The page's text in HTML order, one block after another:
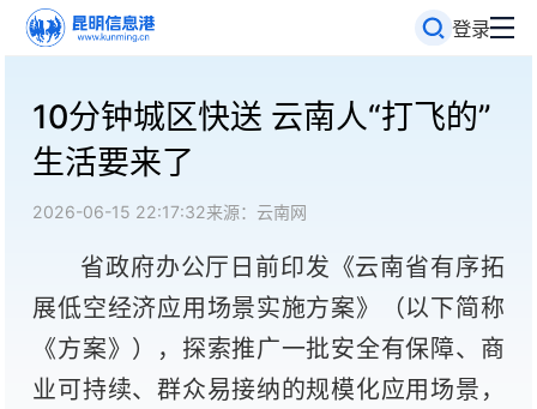
登录
10分钟城区快送 云南人“打飞的”
生活要来了
2026-06-15 22:17:32来源：云南网
省政府办公厅日前印发《云南省有序拓
展低空经济应用场景实施方案》（以下简称
《方案》），探索推广一批安全有保障、商
业可持续、群众易接纳的规模化应用场景，